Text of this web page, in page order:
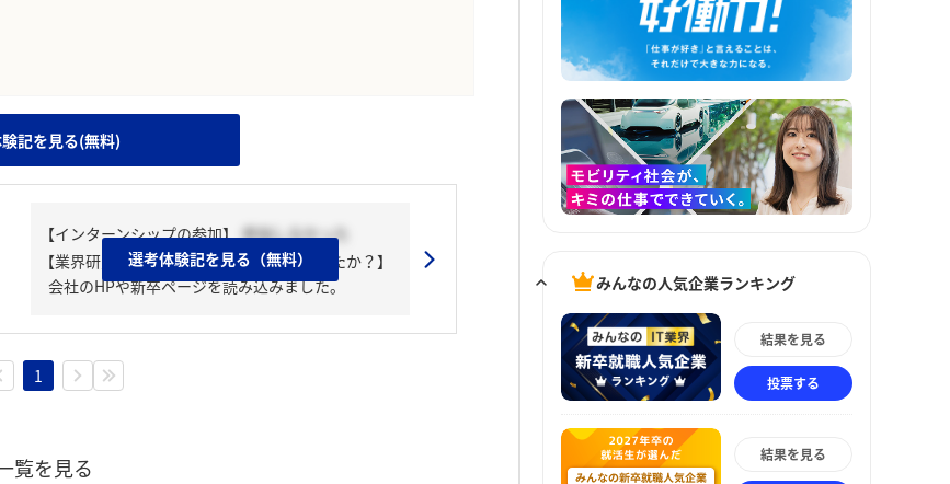
記を見る(無料)
【インターンシップの参加】 参加しなかった
【業界研究・企業研究はどんな風にしましたか？】
会社のHPや新卒ページを読み込みました。
選考体験記を見る（無料）
1
覧を見る
みんなの人気企業ランキング
結果を見る
投票する
結果を見る